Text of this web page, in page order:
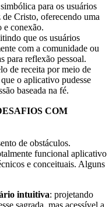
para os usuários
de Cristo, oferecendo uma
e conexão.
que os usuários
com a comunidade ou
para reflexão pessoal.
de receita por meio de
o aplicativo pudesse
baseada na fé.
COM
de obstáculos.
funcionalaplicativo
e conceituais. Alguns
intuitiva:projetando
sagrada, mas acessível a